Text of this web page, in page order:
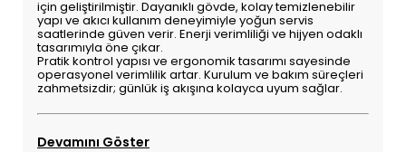
için geliştirilmiştir. Dayanıklı gövde, kolay temizlenebilir
yapı ve akıcı kullanım deneyimiyle yoğun servis
saatlerinde güven verir. Enerji verimliliği ve hijyen odaklı
tasarımıyla öne çıkar.
Pratik kontrol yapısı ve ergonomik tasarımı sayesinde
operasyonel verimlilik artar. Kurulum ve bakım süreçleri
zahmetsizdir; günlük iş akışına kolayca uyum sağlar.
Devamını Göster